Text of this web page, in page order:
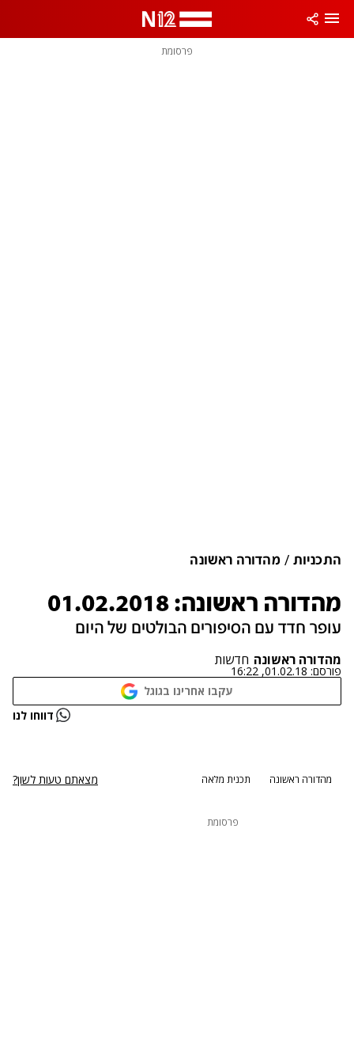
פרסומת
התכניות מהדורה ראשונה
מהדורה ראשונה: 01.02.2018
עופר חדד עם הסיפורים הבולטים של היום
מהדורה ראשונה חדשות
פורסם: 01.02.18, 16:22
עקבו אחרינו בגוגל
נתקלנו בבעיה דווחו לנו
מהדורה ראשונה תכנית מלאה מצאתם טעות לשון?
פרסומת